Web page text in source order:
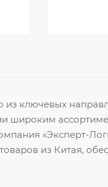
ключевых
широким
«Эксперт-
из Китая,